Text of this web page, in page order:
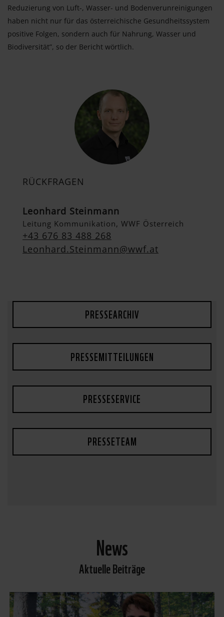
Reduzierung von Luft-, Wasser- und Bodenverunreinigungen
haben nicht nur für das österreichische Gesundheitssystem
positive Folgen, sondern auch für Nahrung, Wasser und
Biodiversität”, so der Bericht wörtlich.
RÜCKFRAGEN
Leonhard Steinmann
Leitung Kommunikation, WWF Österreich
+43 676 83 488 268
Leonhard.Steinmann@wwf.at
PRESSEARCHIV
PRESSEMITTEILUNGEN
PRESSESERVICE
PRESSETEAM
News
Aktuelle Beiträge